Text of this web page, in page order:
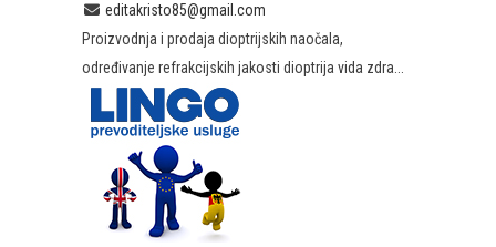
editakristo85@gmail.com
Proizvodnja i prodaja dioptrijskih naočala,
određivanje refrakcijskih jakosti dioptrija vida zdra...